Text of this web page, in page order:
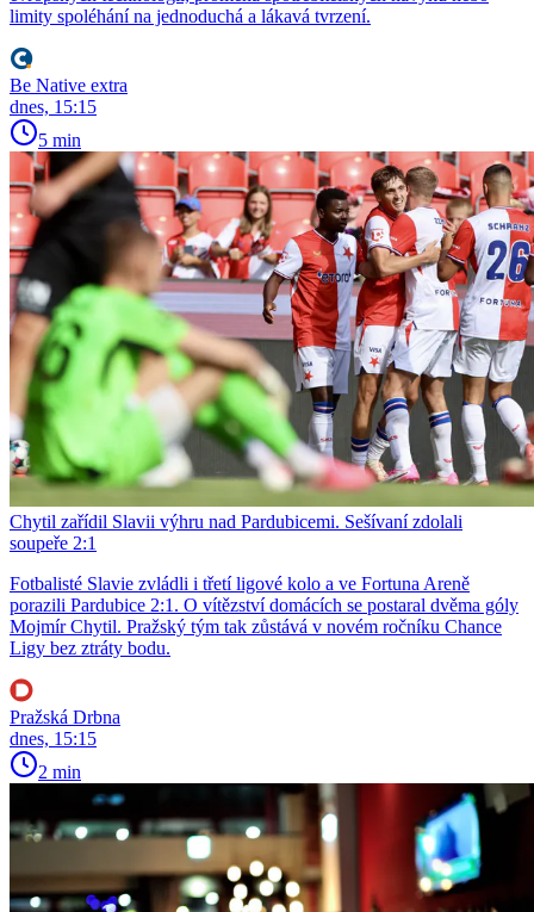
limity spoléhání na jednoduchá a lákavá tvrzení.
Be Native extra
dnes, 15:15
5 min
Chytil zařídil Slavii výhru nad Pardubicemi. Sešívaní zdolali
soupeře 2:1
Fotbalisté Slavie zvládli i třetí ligové kolo a ve Fortuna Areně
porazili Pardubice 2:1. O vítězství domácích se postaral dvěma góly
Mojmír Chytil. Pražský tým tak zůstává v novém ročníku Chance
Ligy bez ztráty bodu.
Pražská Drbna
dnes, 15:15
2 min